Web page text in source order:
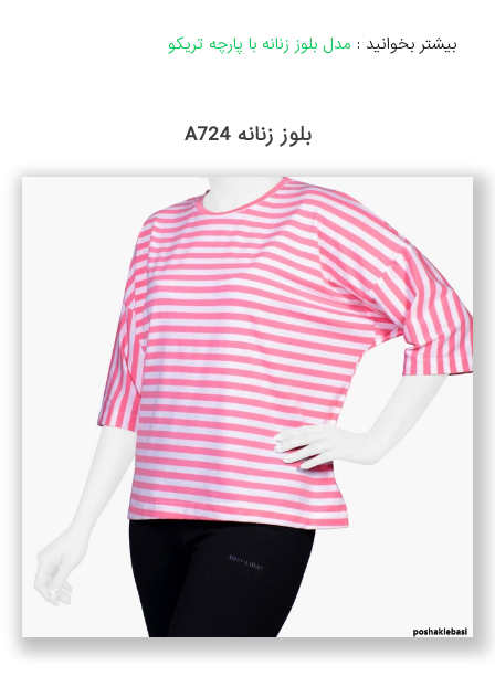
بیشتر بخوانید : مدل بلوز زنانه با پارچه تریکو
بلوز زنانه A724